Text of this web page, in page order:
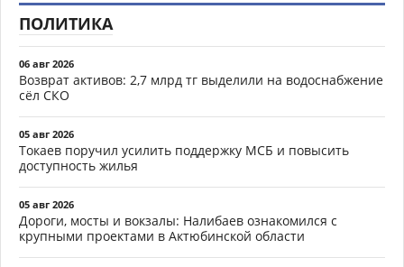
ПОЛИТИКА
06 авг 2026
Возврат активов: 2,7 млрд тг выделили на водоснабжение
сёл СКО
05 авг 2026
Токаев поручил усилить поддержку МСБ и повысить
доступность жилья
05 авг 2026
Дороги, мосты и вокзалы: Налибаев ознакомился с
крупными проектами в Актюбинской области